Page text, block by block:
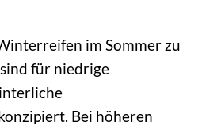
im Sommer zu
für niedrige
Bei höheren